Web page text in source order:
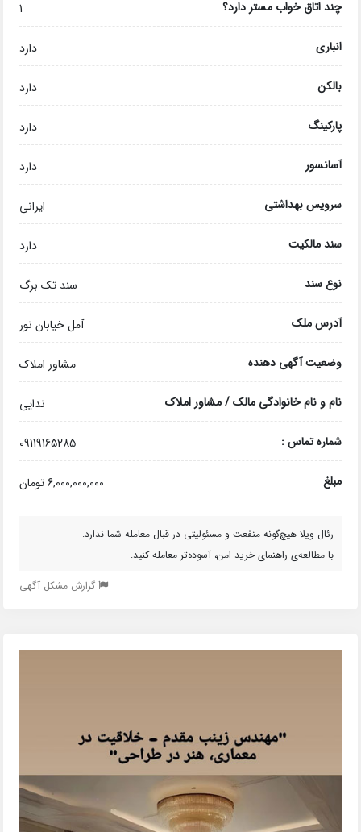
چند اتاق خواب مستر دارد؟ 1
انباری دارد
بالکن دارد
پارکینگ دارد
آسانسور دارد
سرویس بهداشتی ایرانی
سند مالکیت دارد
نوع سند سند تک برگ
آدرس ملک آمل خیابان نور
وضعیت آگهی دهنده مشاور املاک
نام و نام خانوادگی مالک / مشاور املاک ندایی
شماره تماس : 09119165285
مبلغ 6,000,000,000 تومان
رئال ویلا هیچ‌گونه منفعت و مسئولیتی در قبال معامله شما ندارد.
با مطالعه‌ی راهنمای خرید امن، آسوده‌تر معامله کنید.
گزارش مشکل آگهی